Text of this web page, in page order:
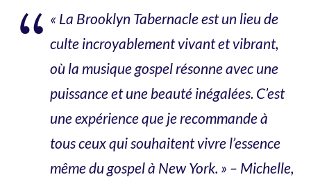
« La Brooklyn Tabernacle est un lieu de
culte incroyablement vivant et vibrant,
où la musique gospel résonne avec une
puissance et une beauté inégalées. C’est
une expérience que je recommande à
tous ceux qui souhaitent vivre l’essence
même du gospel à New York. » – Michelle,